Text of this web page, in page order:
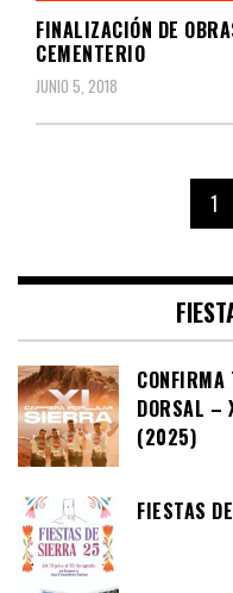
FINALIZACIÓN DE
CEMENTERIO
JUNIO 5, 2018
entradas
Page
1
CONFIRMA
DORSAL –
(2025)
FIESTAS